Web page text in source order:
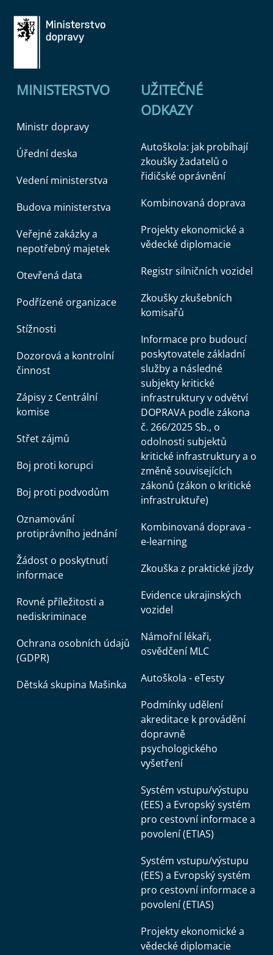
MINISTERSTVO
Ministr dopravy
Úřední deska
Vedení ministerstva
Budova ministerstva
Veřejné zakázky a
nepotřebný majetek
Otevřená data
Podřízené organizace
Stížnosti
Dozorová a kontrolní
činnost
Zápisy z Centrální
komise
Střet zájmů
Boj proti korupci
Boj proti podvodům
Oznamování
protiprávního jednání
Žádost o poskytnutí
informace
Rovné příležitosti a
nediskriminace
Ochrana osobních údajů
(GDPR)
Dětská skupina Mašinka
UŽITEČNÉ
ODKAZY
Autoškola: jak probíhají
zkoušky žadatelů o
řidičské oprávnění
Kombinovaná doprava
Projekty ekonomické a
vědecké diplomacie
Registr silničních vozidel
Zkoušky zkušebních
komisařů
Informace pro budoucí
poskytovatele základní
služby a následné
subjekty kritické
infrastruktury v odvětví
DOPRAVA podle zákona
č. 266/2025 Sb., o
odolnosti subjektů
kritické infrastruktury a o
změně souvisejících
zákonů (zákon o kritické
infrastruktuře)
Kombinovaná doprava -
e-learning
Zkouška z praktické jízdy
Evidence ukrajinských
vozidel
Námořní lékaři,
osvědčení MLC
Autoškola - eTesty
Podmínky udělení
akreditace k provádění
dopravně
psychologického
vyšetření
Systém vstupu/výstupu
(EES) a Evropský systém
pro cestovní informace a
povolení (ETIAS)
Systém vstupu/výstupu
(EES) a Evropský systém
pro cestovní informace a
povolení (ETIAS)
Projekty ekonomické a
vědecké diplomacie